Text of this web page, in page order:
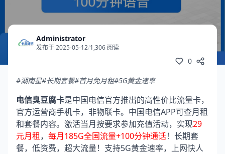
Administrator
发布于 2025-05-12/1,306 阅读
0
#湖南星#长期套餐#首月免月租#5G黄金速率
电信臭豆腐卡是中国电信官方推出的高性价比流量卡，
官方运营商手机卡，非物联卡。中国电信APP可查月租
和套餐内容。激活当月按要求参加充值活动，实现29
元月租， 每月185G全国流量+100分钟通话！长期套
餐，低资费，超大流量！支持5G黄金速率，上网快人